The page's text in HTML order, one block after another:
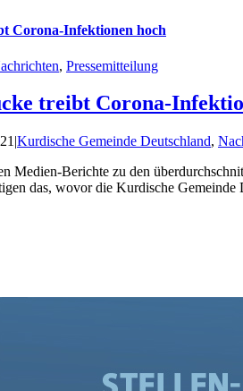
Corona-Infektionen hoch
, Pressemitteilung
treibt Corona-
|Kurdische Gemeinde Deutschland,
Medien-Berichte zu den
das, wovor die Kurdische